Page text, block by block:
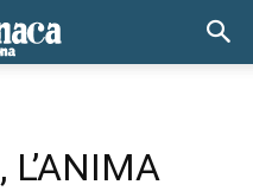
L’ANIMA